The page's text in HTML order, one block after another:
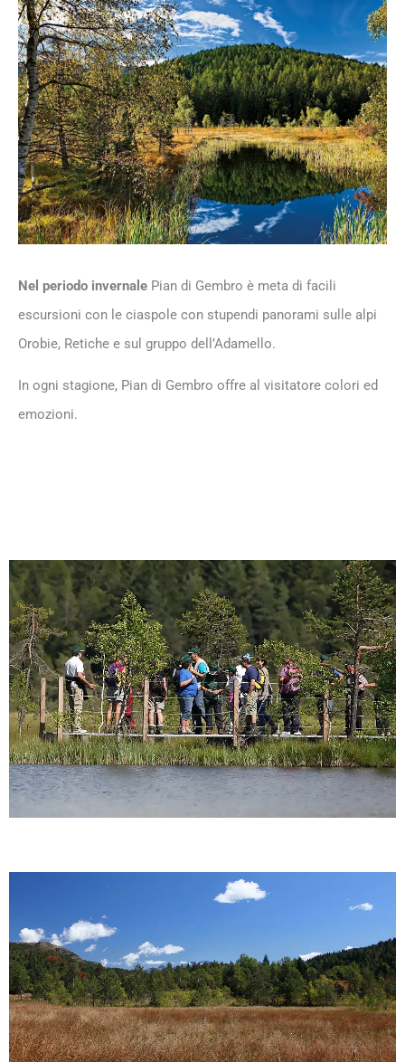
Nel periodo invernale Pian di Gembro è meta di facili
escursioni con le ciaspole con stupendi panorami sulle alpi
Orobie, Retiche e sul gruppo dell’Adamello.
In ogni stagione, Pian di Gembro offre al visitatore colori ed
emozioni.